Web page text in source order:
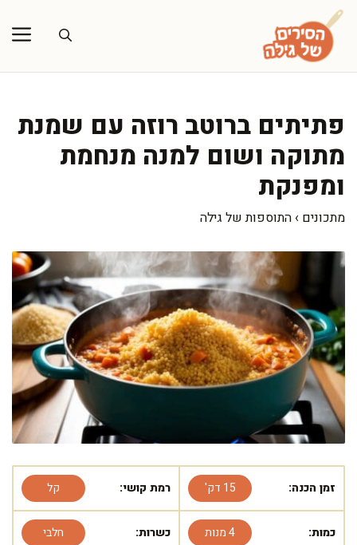
לדלג
לתוכן
פתיתים ברוטב רוזה עם שמנת
מתוקה ושום למנה מנחמת
ומפנקת
מתכונים › התוספות של גילה
זמן הכנה: 15 דק' רמת קושי: קל
כמות: 4 מנות כשרות: חלבי